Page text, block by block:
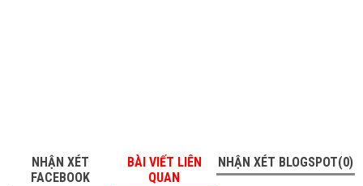
NHẬN XÉT
FACEBOOK
BÀI VIẾT LIÊN
QUAN
NHẬN XÉT BLOGSPOT(0)